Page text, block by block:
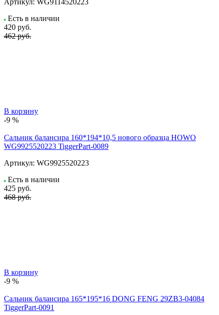
Есть в наличии
420 руб.
462 руб.
В корзину
-9 %
Сальник балансира 160*194*10,5 нового образца HOWO
WG9925520223 TiggerPart-0089
Артикул: WG9925520223
Есть в наличии
425 руб.
468 руб.
В корзину
-9 %
Сальник балансира 165*195*16 DONG FENG 29ZB3-04084
TiggerPart-0091